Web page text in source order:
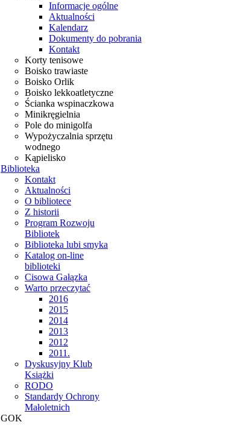
Informacje ogólne
Aktualności
Kalendarz
Dokumenty do pobrania
Kontakt
Korty tenisowe
Boisko trawiaste
Boisko Orlik
Boisko lekkoatletyczne
Ścianka wspinaczkowa
Minikręgielnia
Pole do minigolfa
Wypożyczalnia sprzętu
wodnego
Kąpielisko
Biblioteka
Kontakt
Aktualności
O bibliotece
Z historii
Program Rozwoju
Bibliotek
Biblioteka lubi smyka
Katalog on-line
biblioteki
Cisowa Gałązka
Warto przeczytać
2016
2015
2014
2013
2012
2011.
Dyskusyjny Klub
Książki
RODO
Standardy Ochrony
Małoletnich
GOK